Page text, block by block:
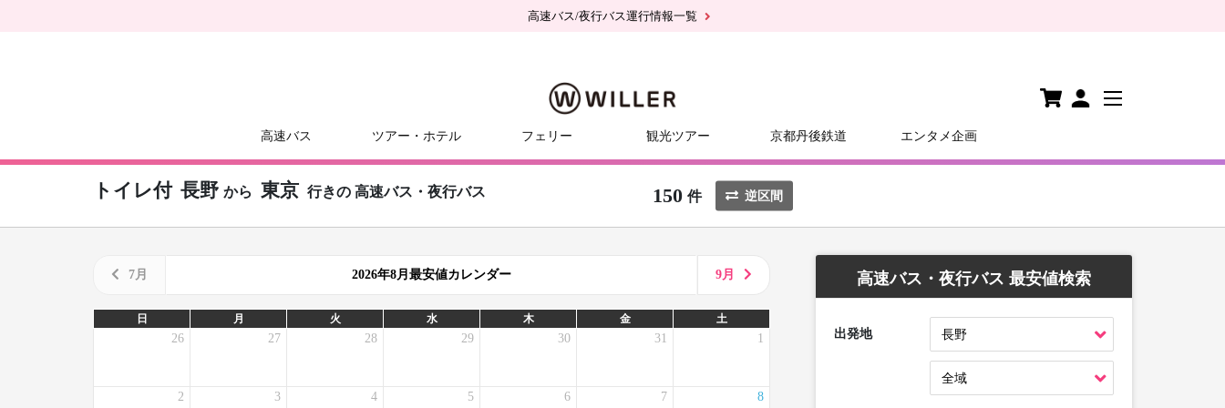
高速バス/夜行バス運行情報一覧
高速バス ツアー・ホテル フェリー 観光ツアー 京都丹後鉄道 エンタメ企画
トイレ付 長野 から 東京 行きの 高速バス・夜行バス 150 件 逆区間
7月 2026年8月最安値カレンダー 9月
日 月 火 水 木 金 土
26 27 28 29 30 31 1
2 3 4 5 6 7 8
高速バス・夜行バス 最安値検索
出発地